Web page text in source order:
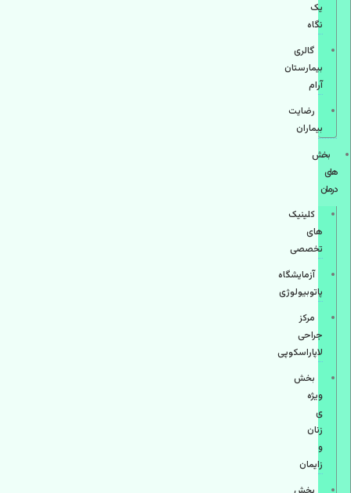
یک
نگاه
گالری
بیمارستان
آرام
رضایت
بیماران
بخش
های
درمان
کلینیک
های
تخصصی
آزمایشگاه
پاتوبیولوژی
مرکز
جراحی
لاپاراسکوپی
بخش
ویژه
ی
زنان
و
زایمان